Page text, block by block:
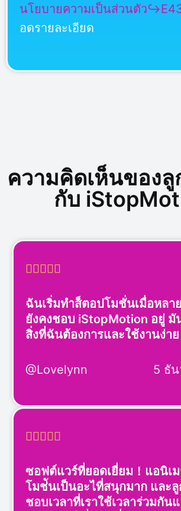
นโยบายความเป็นส่วนตัว
อดรายละเอียด
ความคิดเห็นของลู
กับ

ฉันเริ่มทำส็ตอปโมชั่นเมื่อหลา
ยังคงชอบ iStopMotion อยู่ มั
สิ่งที่ฉันต้องการและใช้งานง่าย
@Lovelynn 5 ธั

ซอฟต์แวร์ที่ยอดเยี่ยม！แอนิเ
โมช่ันเป็นอะไที่สนุกมาก และ
ชอบเวลาที่เราใช้เวลาร่วมกัน